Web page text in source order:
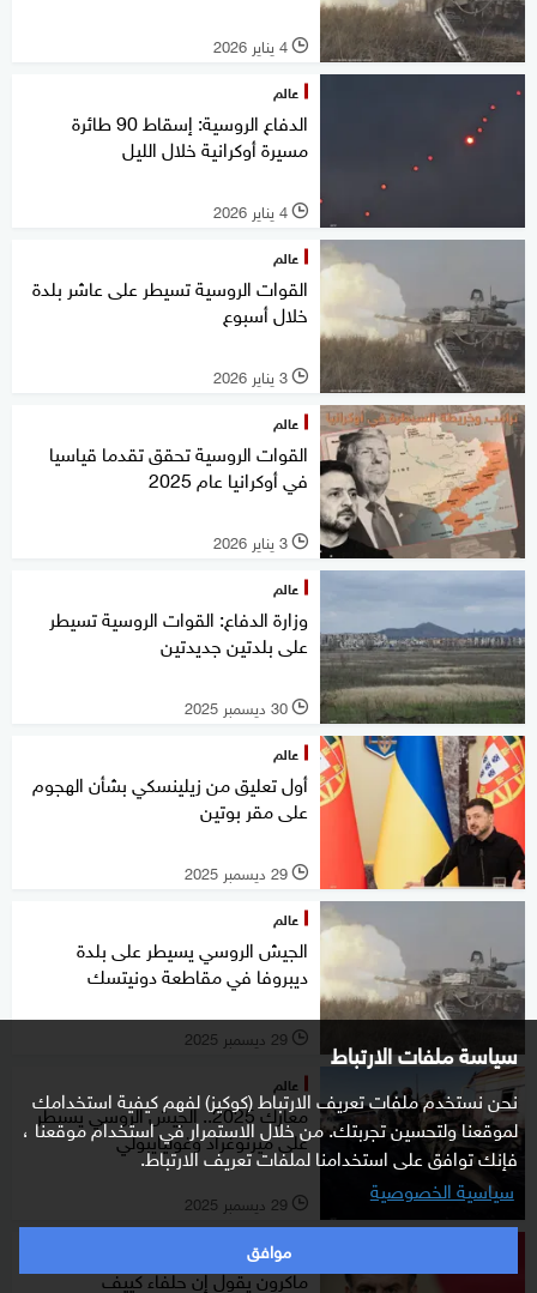
سياسة ملفات الارتباط
نحن نستخدم ملفات تعريف الارتباط (كوكيز) لفهم كيفية استخدامك
لموقعنا ولتحسين تجربتك. من خلال الاستمرار في استخدام موقعنا ،
فإنك توافق على استخدامنا لملفات تعريف الارتباط.
سياسية الخصوصية
موافق
l 4 يناير 2026
عالم
الدفاع الروسية: إسقاط 90 طائرة
مسيرة أوكرانية خلال الليل
l 4 يناير 2026
عالم
القوات الروسية تسيطر على عاشر بلدة
خلال أسبوع
l 3 يناير 2026
عالم
القوات الروسية تحقق تقدما قياسيا
في أوكرانيا عام 2025
l 3 يناير 2026
عالم
وزارة الدفاع: القوات الروسية تسيطر
على بلدتين جديدتين
l 30 ديسمبر 2025
عالم
أول تعليق من زيلينسكي بشأن الهجوم
على مقر بوتين
l 29 ديسمبر 2025
عالم
الجيش الروسي يسيطر على بلدة
ديبروفا في مقاطعة دونيتسك
l 29 ديسمبر 2025
عالم
معارك 2025.. الجيش الروسي يسيطر
على ميرنوغراد وغوليايبولي
l 29 ديسمبر 2025
عالم
ماكرون يقول إن حلفاء كييف